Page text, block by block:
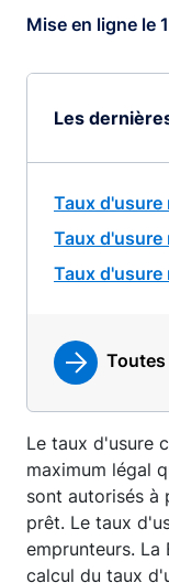
Mise en ligne le
Les
Taux d'usure
Taux d'usure
Taux d'usure
Le taux d'usure
maximum légal
sont autorisés à
prêt. Le taux
emprunteurs. La
calcul du taux